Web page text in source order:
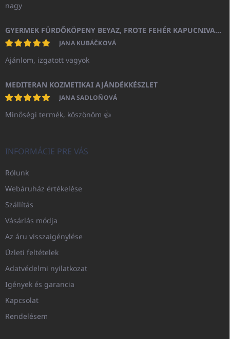
nagy
GYERMEK FÜRDŐKÖPENY BEYAZ, FROTE FEHÉR KAPUCNIVAL (400GR)
JANA KUBÁČKOVÁ
Ajánlom, izgatott vagyok
MEDITERAN KOZMETIKAI AJÁNDÉKKÉSZLET
JANA SADLOŇOVÁ
Minőségi termék, köszönöm 👍
INFORMÁCIE PRE VÁS
Rólunk
Webáruház értékelése
Szállítás
Vásárlás módja
Az áru visszaigénylése
Üzleti feltételek
Adatvédelmi nyilatkozat
Igények és garancia
Kapcsolat
Rendelésem